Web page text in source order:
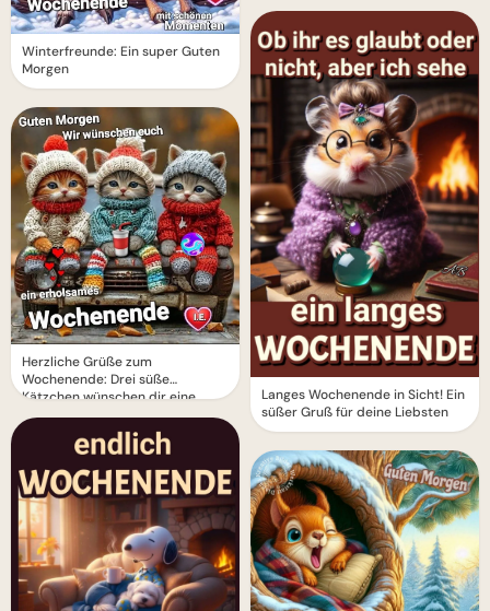
Winterfreunde: Ein super Guten
Morgen
Herzliche Grüße zum
Wochenende: Drei süße
Kätzchen wünschen dir eine
erholsame Zeit
Langes Wochenende in Sicht! Ein
süßer Gruß für deine Liebsten